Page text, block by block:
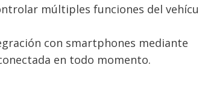
múltiples funciones del
con smartphones mediante
en todo momento.